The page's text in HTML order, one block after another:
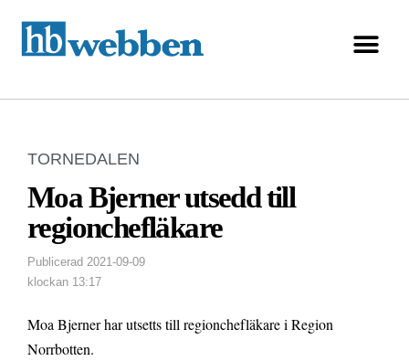
TORNEDALEN
Moa Bjerner utsedd till
regionchefläkare
Publicerad 2021-09-09
klockan 13:17
Moa Bjerner har utsetts till regionchefläkare i Region
Norrbotten.